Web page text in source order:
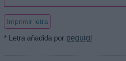
Imprimir letra
* Letra añadida por peguigl